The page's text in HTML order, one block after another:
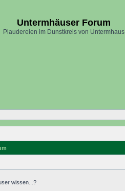
Untermhäuser Forum
Plaudereien im Dunstkreis von Untermhaus
wissen...?